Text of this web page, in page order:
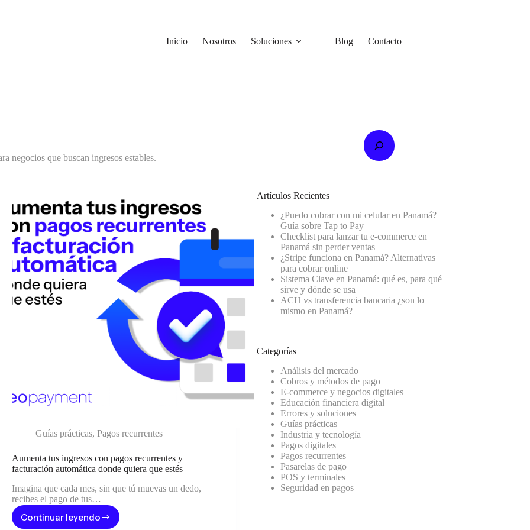
Inicio
Nosotros Soluciones Blog Contacto
negocios que buscan ingresos estables.
Guías prácticas,Pagos recurrentes
Aumenta tus ingresos con pagos recurrentes y
facturación automática donde quiera que estés
Imagina que cada mes, sin que tú muevas un dedo,
recibes el pago de tus…
Continuar leyendo
Aumenta
Artículos Recientes
¿Puedo cobrar con mi celular en Panamá?
Guía sobre Tap to Pay
Checklist para lanzar tu e-commerce en
Panamá sin perder ventas
¿Stripe funciona en Panamá? Alternativas
para cobrar online
Sistema Clave en Panamá: qué es, para qué
sirve y dónde se usa
ACH vs transferencia bancaria ¿son lo
mismo en Panamá?
Categorías
Análisis del mercado
Cobros y métodos de pago
E-commerce y negocios digitales
Educación financiera digital
Errores y soluciones
Guías prácticas
Industria y tecnología
Pagos digitales
Pagos recurrentes
Pasarelas de pago
POS y terminales
Seguridad en pagos